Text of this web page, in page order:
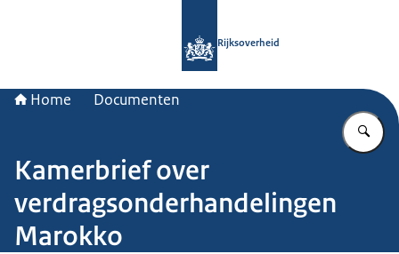
Rijksoverheid
Home Documenten
Kamerbrief over
verdragsonderhandelingen
Marokko